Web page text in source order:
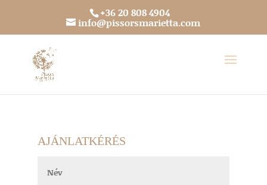
+36 20 808 4904
info@pissorsmarietta.com
AJÁNLATKÉRÉS